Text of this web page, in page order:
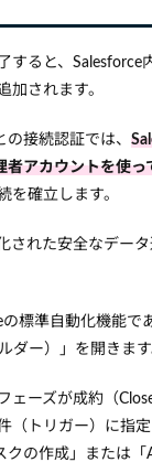
すると、Salesforce
加されます。
接続認証では、
者アカウントを使
を確立します。
された安全なデー
の標準自動化機能で
ダー）」を開きます
ェーズが成約（
（トリガー）に指
クの作成」または「